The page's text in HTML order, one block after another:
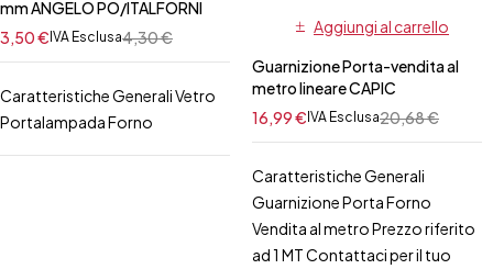
mm ANGELO PO/ITALFORNI
4,30€
3,50€ IVA Esclusa
Caratteristiche Generali Vetro
Portalampada Forno
Aggiungi al carrello
Guarnizione Porta-vendita al
metro lineare CAPIC
20,68€
16,99€IVA Esclusa
Caratteristiche Generali
Guarnizione Porta Forno
Vendita al metro Prezzo riferito
ad 1 MT Contattaci per il tuo